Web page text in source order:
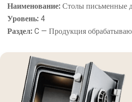
Наименование:Столы письменные
Уровень:4
Раздел:C — Продукция